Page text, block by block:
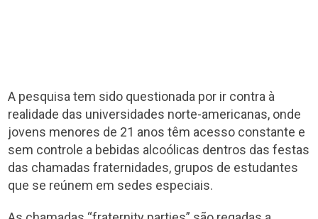
A pesquisa tem sido questionada por ir contra à
realidade das universidades norte-americanas, onde
jovens menores de 21 anos têm acesso constante e
sem controle a bebidas alcoólicas dentros das festas
das chamadas fraternidades, grupos de estudantes
que se reúnem em sedes especiais.